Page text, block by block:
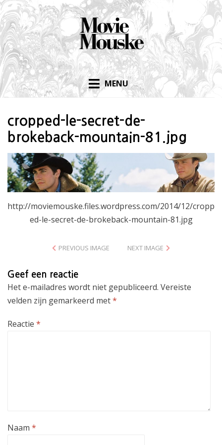
Skip
to
content
MENU
cropped-le-secret-de-
brokeback-mountain-81.jpg
http://moviemouske.files.wordpress.com/2014/12/cropp
ed-le-secret-de-brokeback-mountain-81.jpg
PREVIOUS IMAGE NEXT IMAGE
Geef een reactie
Het e-mailadres wordt niet gepubliceerd. Vereiste
velden zijn gemarkeerd met*
Reactie *
Naam *